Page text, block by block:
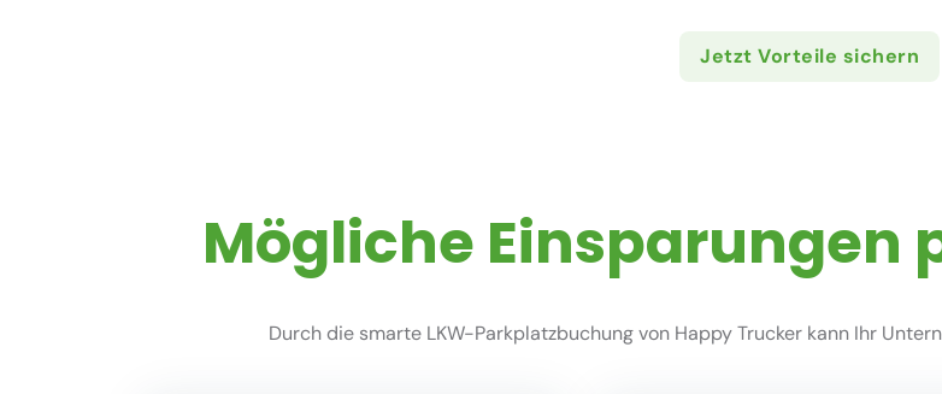
Jetzt Vorteile sichern
Mögliche Einsparungen
Durch die smarte LKW-Parkplatzbuchung von Happy Trucker kann Ihr